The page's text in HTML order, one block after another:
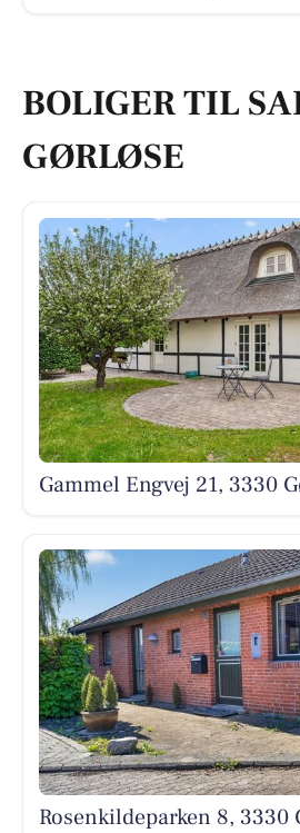
BOLIGER TIL
GØRLØSE
Gammel Engvej 21, 3330
Rosenkildeparken 8, 3330